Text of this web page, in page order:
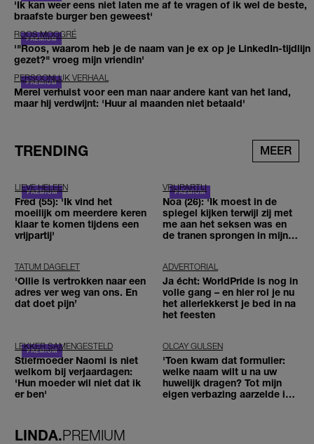
'Ik kan weer eens niet laten me af te vragen of ik wel de beste,
braafste burger ben geweest'
ROOS MOGGRÉ
'"Roos, waarom heb je de naam van je ex op je LinkedIn-tijdlijn
gezet?" vroeg mijn vriendin'
PERSOONLIJK VERHAAL
Merel verhuist voor een man naar andere kant van het land,
maar hij verdwijnt: 'Huur al maanden niet betaald'
TRENDING MEER
LIEVE HELEEN
Fred (55): 'Ik vind het
moeilijk om meerdere keren
klaar te komen tijdens een
vrijpartij'
VRIJPARTIJ
Noa (26): 'Ik moest in de
spiegel kijken terwijl zij met
me aan het seksen was en
de tranen sprongen in mijn
TATUM DAGELET
'Ollie is vertrokken naar een
adres ver weg van ons. En
dat doet pijn’
ADVERTORIAL
Ja écht: WorldPride is nog in
volle gang – en hier rol je nu
het allerlekkerst je bed in na
het feesten
LEKKER SAMENGESTELD
Stiefmoeder Naomi is niet
welkom bij verjaardagen:
'Hun moeder wil niet dat ik
er ben'
OLCAY GULSEN
'Toen kwam dat formulier:
welke naam wilt u na uw
huwelijk dragen? Tot mijn
eigen verbazing aarzelde ik
LINDA.PREMIUM